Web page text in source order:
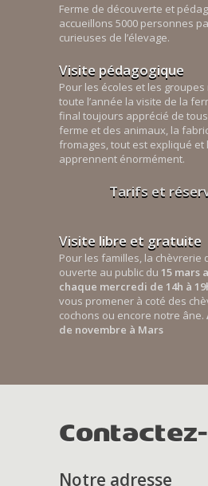
Ferme de découverte et
accueillons 5000 personnes
curieuses de l’élevage.
Visite pédagogique
Pour les écoles et les
toute l’année la visite de la
final toujours apprécié de
ferme et des animaux, la
fromages, tout est expliqué et
apprennent énormément.
Tarifs et
Visite libre et gratuite
Pour les familles, la chèvrerie
ouverte au public du 15 mars
chaque mercredi de 14h à
vous promener à coté des
cochons ou encore notre âne.
de novembre à Mars
Notre adresse